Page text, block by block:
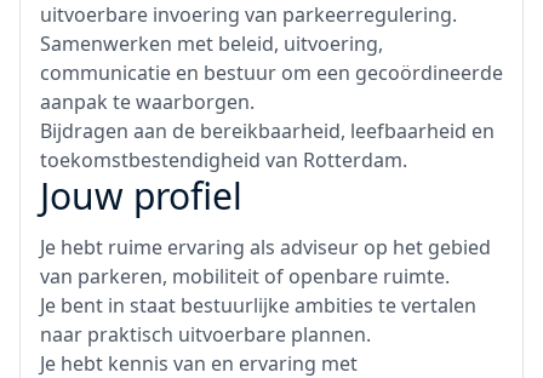
uitvoerbare invoering van parkeerregulering.
Samenwerken met beleid, uitvoering,
communicatie en bestuur om een gecoördineerde
aanpak te waarborgen.
Bijdragen aan de bereikbaarheid, leefbaarheid en
toekomstbestendigheid van Rotterdam.
Jouw profiel
Je hebt ruime ervaring als adviseur op het gebied
van parkeren, mobiliteit of openbare ruimte.
Je bent in staat bestuurlijke ambities te vertalen
naar praktisch uitvoerbare plannen.
Je hebt kennis van en ervaring met